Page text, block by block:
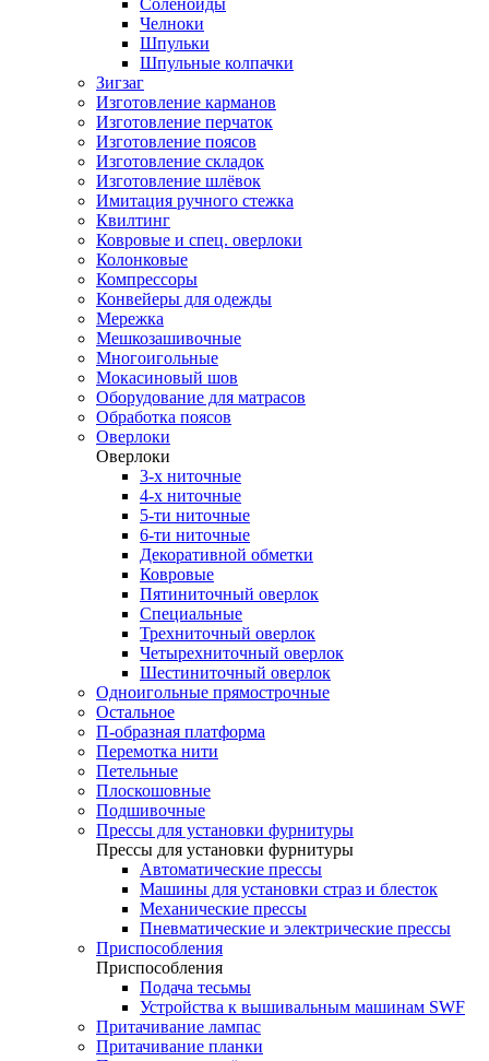
Соленоиды
Челноки
Шпульки
Шпульные колпачки
Зигзаг
Изготовление карманов
Изготовление перчаток
Изготовление поясов
Изготовление складок
Изготовление шлёвок
Имитация ручного стежка
Квилтинг
Ковровые и спец. оверлоки
Колонковые
Компрессоры
Конвейеры для одежды
Мережка
Мешкозашивочные
Многоигольные
Мокасиновый шов
Оборудование для матрасов
Обработка поясов
Оверлоки
Оверлоки
3-х ниточные
4-х ниточные
5-ти ниточные
6-ти ниточные
Декоративной обметки
Ковровые
Пятиниточный оверлок
Специальные
Трехниточный оверлок
Четырехниточный оверлок
Шестиниточный оверлок
Одноигольные прямострочные
Остальное
П-образная платформа
Перемотка нити
Петельные
Плоскошовные
Подшивочные
Прессы для установки фурнитуры
Прессы для установки фурнитуры
Автоматические прессы
Машины для установки страз и блесток
Механические прессы
Пневматические и электрические прессы
Приспособления
Приспособления
Подача тесьмы
Устройства к вышивальным машинам SWF
Притачивание лампас
Притачивание планки